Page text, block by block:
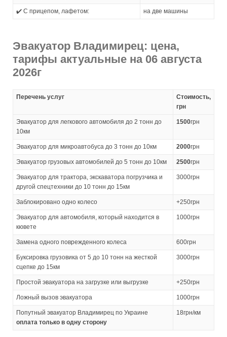
✔️ С прицепом, лафетом: на две машины
Эвакуатор Владимирец: цена,
тарифы актуальные на 06 августа
2026г
Перечень услуг
Стоимость,
грн
Эвакуатор для легкового автомобиля до 2 тонн до
10км
1500грн
Эвакуатор для микроавтобуса до 3 тонн до 10км 2000грн
Эвакуатор грузовых автомобилей до 5 тонн до 10км 2500грн
Эвакуатор для трактора, экскаватора погрузчика и
другой спецтехники до 10 тонн до 15км
3000грн
Заблокировано одно колесо +250грн
Эвакуатор для автомобиля, который находится в
кювете
1000грн
Замена одного поврежденного колеса 600грн
Буксировка грузовика от 5 до 10 тонн на жесткой
сцепке до 15км
3000грн
Простой эвакуатора на загрузке или выгрузке +250грн
Ложный вызов эвакуатора 1000грн
оплата только в одну сторону
18грн/км